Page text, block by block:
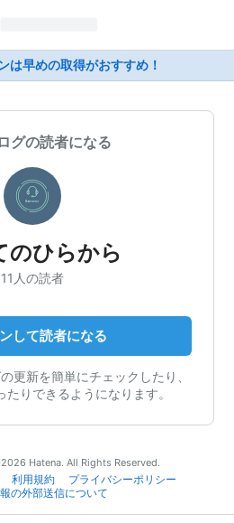
は早めの取得がおすすめ！
グの読者になる
のひらから
11人の読者
して読者になる
更新を簡単にチェックしたり、
りできるようになります。
Hatena. All Rights Reserved.
利用規約
プライバシーポリシー
の外部送信について